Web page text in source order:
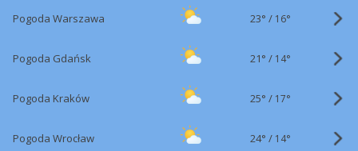
Pogoda Warszawa 23° / 16°
Pogoda Gdańsk 21° / 14°
Pogoda Kraków 25° / 17°
Pogoda Wrocław 24° / 14°